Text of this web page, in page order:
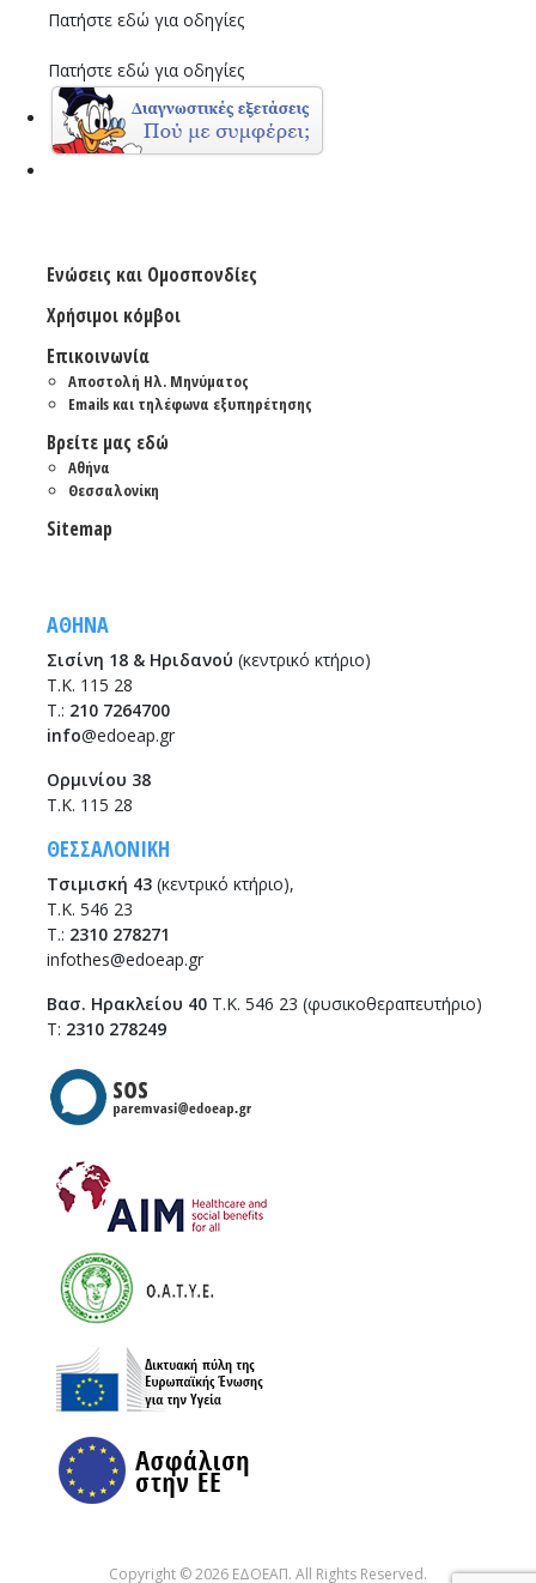
Πατήστε εδώ για οδηγίες
Πατήστε εδώ για οδηγίες
Ενώσεις και Ομοσπονδίες
Χρήσιμοι κόμβοι
Επικοινωνία
Αποστολή Ηλ. Μηνύματος
Emails και τηλέφωνα εξυπηρέτησης
Βρείτε μας εδώ
Αθήνα
Θεσσαλονίκη
Sitemap
ΑΘΗΝΑ
Σισίνη 18 & Ηριδανού (κεντρικό κτήριο)
Τ.Κ. 115 28
T.: 210 7264700
info@edoeap.gr
Ορμινίου 38
Τ.Κ. 115 28
ΘΕΣΣΑΛΟΝΙΚΗ
Τσιμισκή 43 (κεντρικό κτήριο),
Τ.Κ. 546 23
T.: 2310 278271
infothes@edoeap.gr
Βασ. Ηρακλείου 40 Τ.Κ. 546 23 (φυσικοθεραπευτήριο)
Τ: 2310 278249
Copyright © 2026 ΕΔΟΕΑΠ. All Rights Reserved.